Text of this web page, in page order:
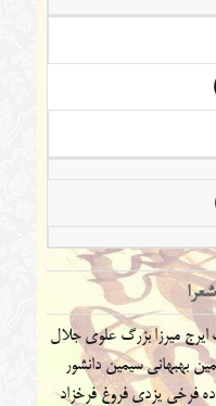
ایرج میرزابزرگ علوی جلال
بهبهانیسیمین دانشور
فرخی یزدی فروغ فرخزاد